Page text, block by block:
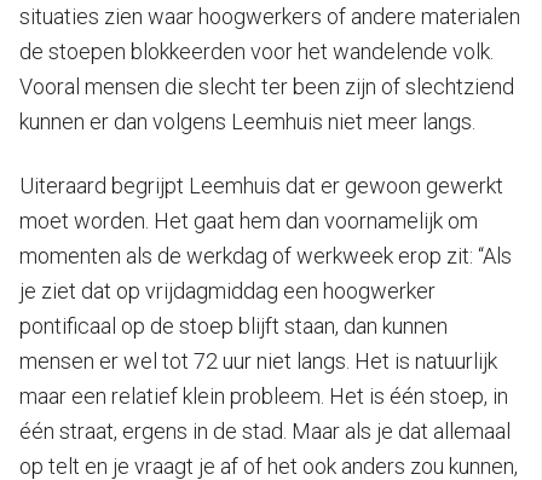
situaties zien waar hoogwerkers of andere materialen
de stoepen blokkeerden voor het wandelende volk.
Vooral mensen die slecht ter been zijn of slechtziend
kunnen er dan volgens Leemhuis niet meer langs.
Uiteraard begrijpt Leemhuis dat er gewoon gewerkt
moet worden. Het gaat hem dan voornamelijk om
momenten als de werkdag of werkweek erop zit: “Als
je ziet dat op vrijdagmiddag een hoogwerker
pontificaal op de stoep blijft staan, dan kunnen
mensen er wel tot 72 uur niet langs. Het is natuurlijk
maar een relatief klein probleem. Het is één stoep, in
één straat, ergens in de stad. Maar als je dat allemaal
op telt en je vraagt je af of het ook anders zou kunnen,